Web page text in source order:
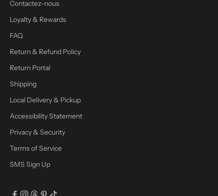
Contactez-nous
Loyalty & Rewards
FAQ
Return & Refund Policy
Return Portal
Shipping
Local Delivery & Pickup
Accessibility Statement
Privacy & Security
Terms of Service
SMS Sign Up